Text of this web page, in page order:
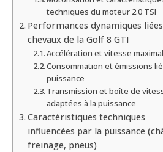
techniques du moteur 2.0 TSI
Performances dynamiques
chevaux de la Golf 8 GTI
Accélération et vitesse
Consommation et émissions
puissance
Transmission et boîte de
adaptées à la puissance
Caractéristiques techniques
influencées par la puissance
freinage, pneus)